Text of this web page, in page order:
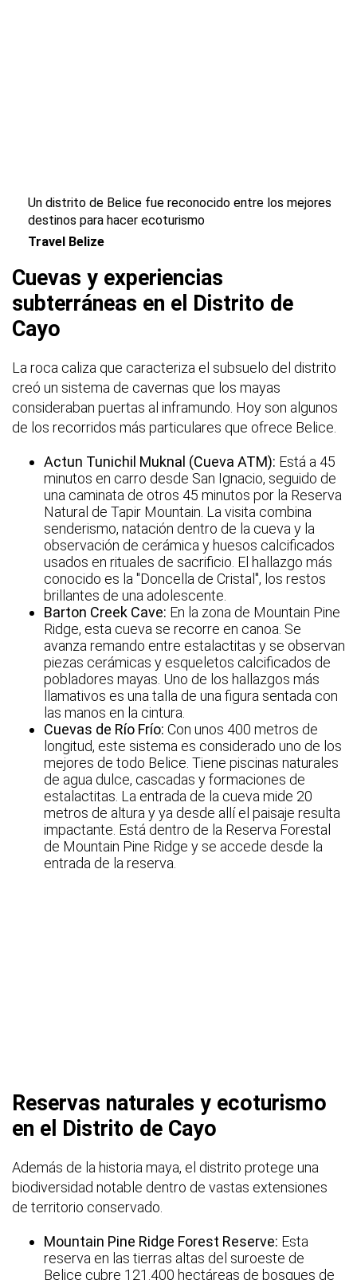
Un distrito de Belice fue reconocido entre los mejores
destinos para hacer ecoturismo
Travel Belize
Cuevas y experiencias
subterráneas en el Distrito de
Cayo
La roca caliza que caracteriza el subsuelo del distrito
creó un sistema de cavernas que los mayas
consideraban puertas al inframundo. Hoy son algunos
de los recorridos más particulares que ofrece Belice.
Actun Tunichil Muknal (Cueva ATM): Está a 45
minutos en carro desde San Ignacio, seguido de
una caminata de otros 45 minutos por la Reserva
Natural de Tapir Mountain. La visita combina
senderismo, natación dentro de la cueva y la
observación de cerámica y huesos calcificados
usados en rituales de sacrificio. El hallazgo más
conocido es la "Doncella de Cristal", los restos
brillantes de una adolescente.
Barton Creek Cave: En la zona de Mountain Pine
Ridge, esta cueva se recorre en canoa. Se
avanza remando entre estalactitas y se observan
piezas cerámicas y esqueletos calcificados de
pobladores mayas. Uno de los hallazgos más
llamativos es una talla de una figura sentada con
las manos en la cintura.
Cuevas de Río Frío: Con unos 400 metros de
longitud, este sistema es considerado uno de los
mejores de todo Belice. Tiene piscinas naturales
de agua dulce, cascadas y formaciones de
estalactitas. La entrada de la cueva mide 20
metros de altura y ya desde allí el paisaje resulta
impactante. Está dentro de la Reserva Forestal
de Mountain Pine Ridge y se accede desde la
entrada de la reserva.
Reservas naturales y ecoturismo
en el Distrito de Cayo
Además de la historia maya, el distrito protege una
biodiversidad notable dentro de vastas extensiones
de territorio conservado.
Mountain Pine Ridge Forest Reserve: Esta
reserva en las tierras altas del suroeste de
Belice cubre 121.400 hectáreas de bosques de